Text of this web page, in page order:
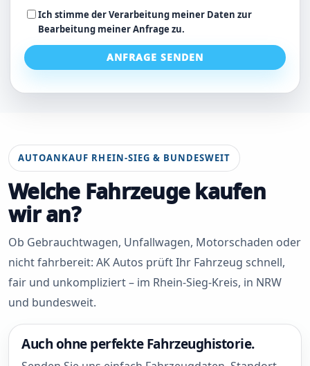
Ich stimme der Verarbeitung meiner Daten zur
Bearbeitung meiner Anfrage zu.
ANFRAGE SENDEN
AUTOANKAUF RHEIN-SIEG & BUNDESWEIT
Welche Fahrzeuge kaufen
wir an?
Ob Gebrauchtwagen, Unfallwagen, Motorschaden oder
nicht fahrbereit: AK Autos prüft Ihr Fahrzeug schnell,
fair und unkompliziert – im Rhein-Sieg-Kreis, in NRW
und bundesweit.
Auch ohne perfekte Fahrzeughistorie.